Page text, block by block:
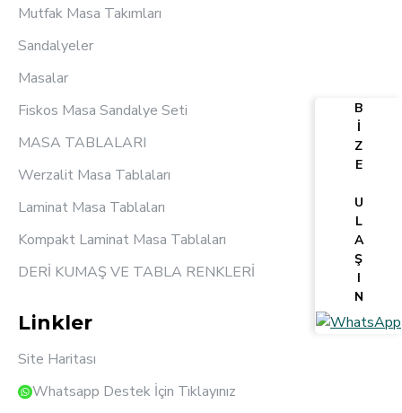
Mutfak Masa Takımları
Sandalyeler
Masalar
Fiskos Masa Sandalye Seti
MASA TABLALARI
Werzalit Masa Tablaları
Laminat Masa Tablaları
Kompakt Laminat Masa Tablaları
DERİ KUMAŞ VE TABLA RENKLERİ
Linkler
Site Haritası
Whatsapp Destek İçin Tıklayınız
B
İ
Z
E
U
L
A
Ş
I
N